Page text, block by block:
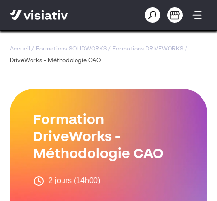
Accueil / Formations SOLIDWORKS / Formations DRIVEWORKS /
DriveWorks – Méthodologie CAO
Formation
DriveWorks -
Méthodologie CAO
2 jours (14h00)